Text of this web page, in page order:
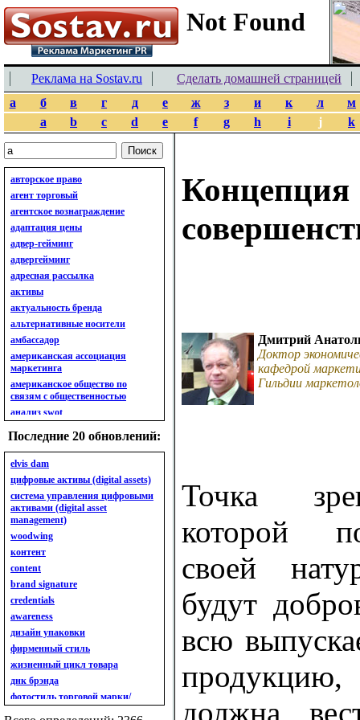
Реклама на Sostav.ru
Сделать домашней страницей
а
б в г д е ж з и к л
м
a
b c d e f g h i j k
авторское право
агент торговый
агентское вознаграждение
адаптация цены
адвер-гейминг
адвергейминг
адресная рассылка
активы
актуальность бренда
альтернативные носители
амбассадор
американская ассоциация
маркетинга
американское общество по
связям с общественностью
анализ swot
анализ бизнес-портфеля
анализ имиджа
анализ кластерный
анализ конкурентов
анализ кросс-культурных
особенностей
анализ мак кинси «7s»
анализ макросистемы
анализ маркетинговый
анализ рынка
анализ ситуационный
анализ экспертный
индивидуальный
анкета
ассортимент
ассортимент товарный.
планирование товарного
ассортимента
ассортимент. глубина
Последние 20 обновлений:
elvis dam
цифровые активы (digital assets)
система управления цифровыми
активами (digital asset
management)
woodwing
контент
content
brand signature
credentials
awareness
дизайн упаковки
фирменный стиль
жизненный цикл товара
днк брэнда
фотостиль торговой марки/
линейки продукции
Концепция
Дмитрий
Доктор
кафедрой
Гильдии
Точка
которой
своей
будут
всю
должна